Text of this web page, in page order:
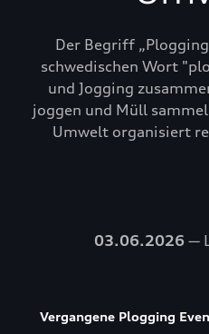
Der Begriff
schwedischen Wort
und Jogging
joggen und Müll
Umwelt organisiert
03.06.2026—
Vergangene Plogging